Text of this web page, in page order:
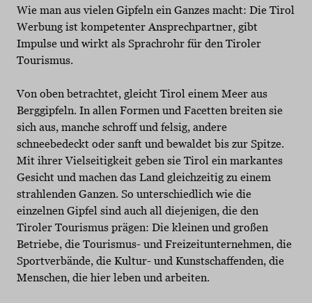
Wie man aus vielen Gipfeln ein Ganzes macht: Die Tirol
Werbung ist kompetenter Ansprechpartner, gibt
Impulse und wirkt als Sprachrohr für den Tiroler
Tourismus.
Von oben betrachtet, gleicht Tirol einem Meer aus
Berggipfeln. In allen Formen und Facetten breiten sie
sich aus, manche schroff und felsig, andere
schneebedeckt oder sanft und bewaldet bis zur Spitze.
Mit ihrer Vielseitigkeit geben sie Tirol ein markantes
Gesicht und machen das Land gleichzeitig zu einem
strahlenden Ganzen. So unterschiedlich wie die
einzelnen Gipfel sind auch all diejenigen, die den
Tiroler Tourismus prägen: Die kleinen und großen
Betriebe, die Tourismus- und Freizeitunternehmen, die
Sportverbände, die Kultur- und Kunstschaffenden, die
Menschen, die hier leben und arbeiten.